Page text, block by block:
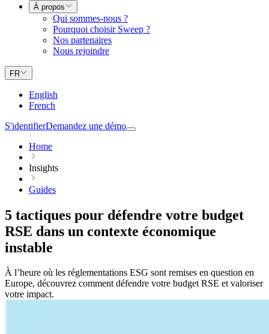
À propos
Qui sommes-nous ?
Pourquoi choisir Sweep ?
Nos partenaires
Nous rejoindre
FR
English
French
S'identifierDemandez une démo
Home
Insights
Guides
5 tactiques pour défendre votre budget
RSE dans un contexte économique
instable
À l’heure où les réglementations ESG sont remises en question en
Europe, découvrez comment défendre votre budget RSE et valoriser
votre impact.